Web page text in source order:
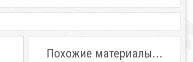
Похожие материалы...